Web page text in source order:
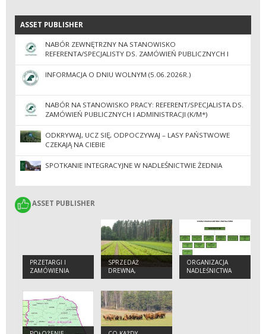
ASSET PUBLISHER
ASSET PUBLISHER
NABÓR ZEWNĘTRZNY NA STANOWISKO
REFERENTA/SPECJALISTY DS. ZAMÓWIEŃ PUBLICZNYCH I
ADMINISTRACJI
INFORMACJA O DNIU WOLNYM (5.06.2026R.)
NABÓR NA STANOWISKO PRACY: REFERENT/SPECJALISTA DS.
ZAMÓWIEŃ PUBLICZNYCH I ADMINISTRACJI (K/M*)
ODKRYWAJ, UCZ SIĘ, ODPOCZYWAJ – LASY PAŃSTWOWE
CZEKAJĄ NA CIEBIE
SPOTKANIE INTEGRACYJNE W NADLEŚNICTWIE ŻEDNIA
ASSET PUBLISHER
ASSET PUBLISHER
PRZETARGI I
ZAMÓWIENIA
SPRZEDAŻ
DREWNA,
CHOINEK I
ORGANIZACJA
NADLEŚNICTWA